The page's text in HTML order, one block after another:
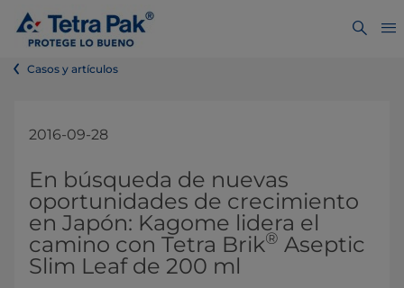
Casos y artículos
2016-09-28
En búsqueda de nuevas
oportunidades de crecimiento
en Japón: Kagome lidera el
camino con Tetra Brik® Aseptic
Slim Leaf de 200 ml